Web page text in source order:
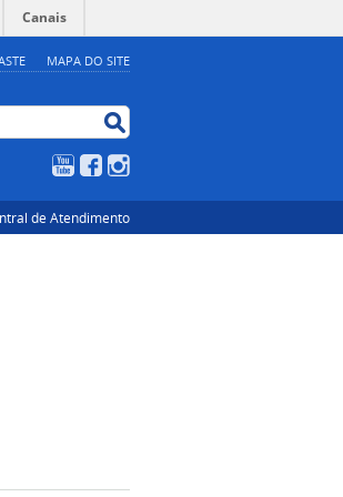
MAPA DO SITE
Canais
YouTubeFacebook
de Atendimento